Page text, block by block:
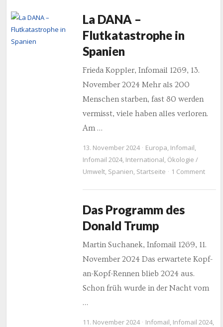
La DANA –
Flutkatastrophe in
Spanien
Frieda Koppler, Infomail 1269, 13.
November 2024 Mehr als 200
Menschen starben, fast 80 werden
vermisst, viele haben alles verloren.
Am …
13. November 2024 Europa, Infomail,
Infomail 2024, International, Ökologie /
Umwelt, Spanien, Startseite 1 Comment
Das Programm des
Donald Trump
Martin Suchanek, Infomail 1269, 11.
November 2024 Das erwartete Kopf-
an-Kopf-Rennen blieb 2024 aus.
Schon früh wurde in der Nacht vom
…
11. November 2024 Infomail, Infomail 2024,